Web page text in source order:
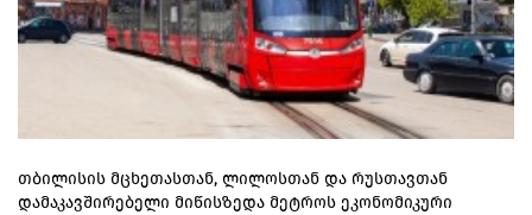
თბილისის მცხეთასთან, ლილოსთან და რუსთავთან
დამაკავშირებელი მიწისზედა მეტროს ეკონომიკური